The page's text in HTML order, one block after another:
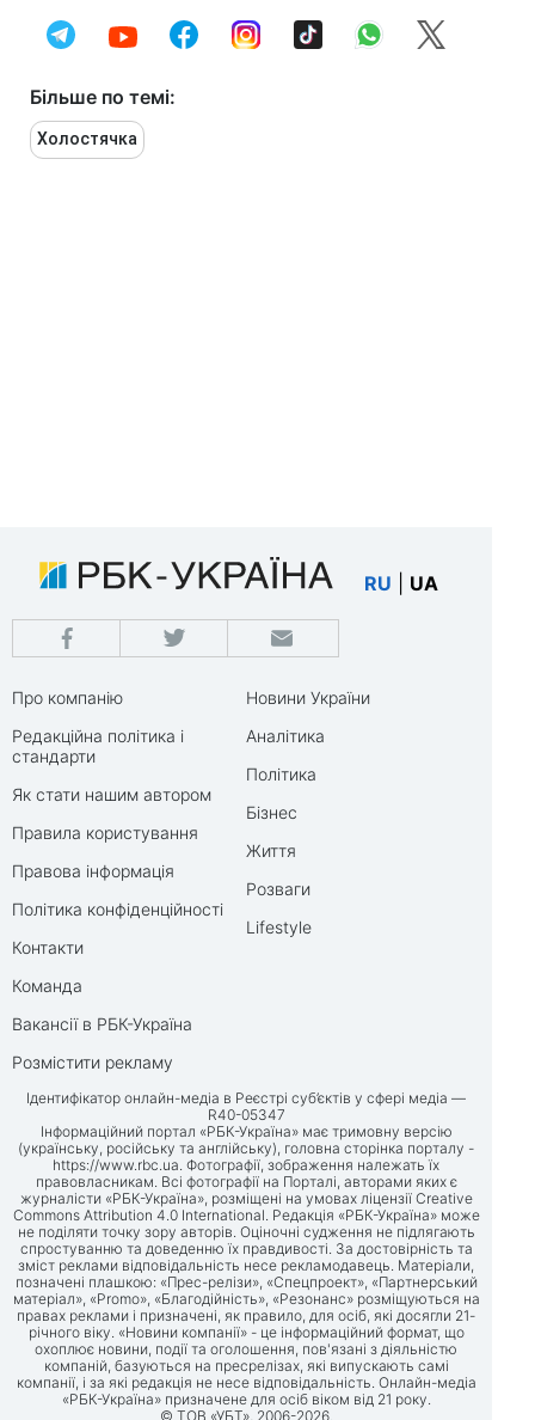
Більше по темі:
Холостячка
RU UA
Про компанію
Редакційна політика і
стандарти
Як стати нашим автором
Правила користування
Правова інформація
Політика конфіденційності
Контакти
Команда
Вакансії в РБК-Україна
Розмістити рекламу
Новини України
Аналітика
Політика
Бізнес
Життя
Розваги
Lifestyle
Ідентифікатор онлайн-медіа в Реєстрі суб’єктів у сфері медіа —
R40-05347
Інформаційний портал «РБК-Україна» має тримовну версію
(українську, російську та англійську), головна сторінка порталу -
https://www.rbc.ua . Фотографії, зображення належать їх
правовласникам. Всі фотографії на Порталі, авторами яких є
журналісти «РБК-Україна», розміщені на умовах ліцензії Creative
Commons Attribution 4.0 International. Редакція «РБК-Україна» може
не поділяти точку зору авторів. Оціночні судження не підлягають
спростуванню та доведенню їх правдивості. За достовірність та
зміст реклами відповідальність несе рекламодавець. Матеріали,
позначені плашкою: «Прес-релізи», «Спецпроект», «Партнерський
матеріал», «Promo», «Благодійність», «Резонанс» розміщуються на
правах реклами і призначені, як правило, для осіб, які досягли 21-
річного віку. «Новини компанії» - це інформаційний формат, що
охоплює новини, події та оголошення, пов'язані з діяльністю
компаній, базуються на пресрелізах, які випускають самі
компанії, і за які редакція не несе відповідальність. Онлайн-медіа
«РБК-Україна» призначене для осіб віком від 21 року.
© ТОВ «УБТ», 2006-2026.